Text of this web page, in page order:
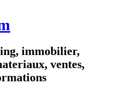
immobilier,
ventes,